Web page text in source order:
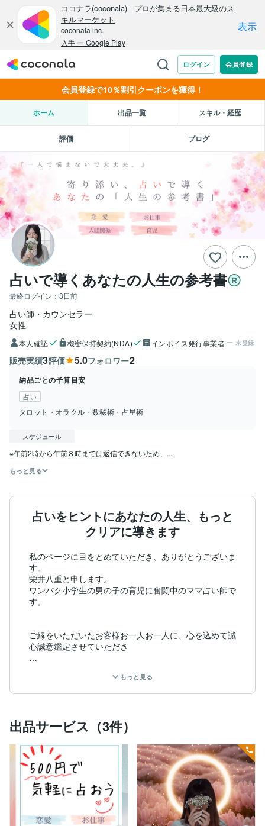
会員登録で10％割引クーポンを獲得！
ホーム 出品一覧 スキル・経歴
評価 ブログ
占いで導くあなたの人生の参考書
最終ログイン： 3日前
占い師・カウンセラー
女性
本人確認 機密保持契約(NDA) インボイス発行事業者 未登録
販売実績3評価 5.0フォロワー2
納品ごとの予算目安
占い
タロット・オラクル・数秘術・占星術
スケジュール
※午前2時から午前８時までは返信できないため、...
もっと見る
占いをヒントにあなたの人生、もっと
クリアに導きます
私のページに目をとめていただき、ありがとうございま
す。
栄井八重と申します。
ワンパク小学生の男の子の育児に奮闘中のママ占い師で
す。
ご縁をいただいたお客様お一人お一人に、心を込めて誠
心誠意鑑定させていただき
問題をクリアにできる力を養っていただくことを目指し
ています。
恋愛や仕事、転職タイミングから育児など
人生に迷子になっている方や答え合わせしたい方にピッ
タリです。
悩みを抱え、心が重くなってしまったとき
私は、あなたが一歩踏み出すための未来のヒントをクリ
アにお伝えします。
星や数字、そしてインスピレーションカードが示すメッ
もっと見る
出品サービス（3件）